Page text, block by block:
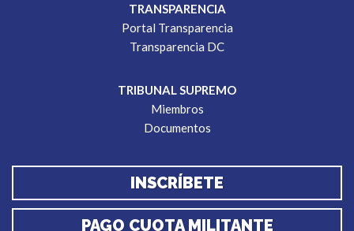
TRANSPARENCIA
Portal Transparencia
Transparencia DC
TRIBUNAL SUPREMO
Miembros
Documentos
INSCRÍBETE
PAGO CUOTA MILITANTE